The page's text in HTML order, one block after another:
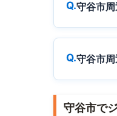
守谷市
守谷市
守谷市で